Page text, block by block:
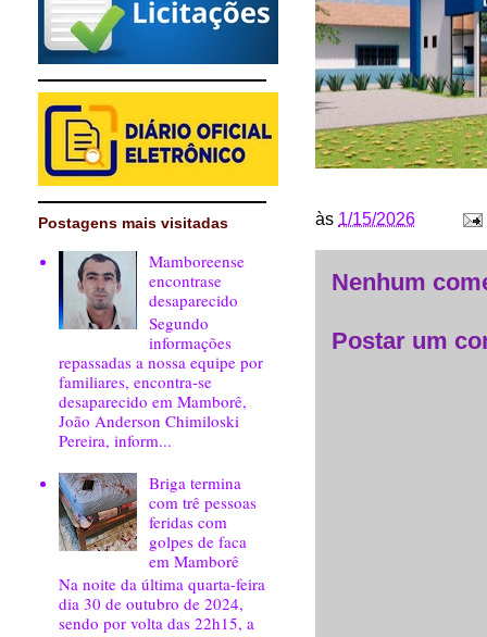
às 1/15/2026
Nenhum
Postar um
Postagens mais visitadas
Mamboreense
encontrase
desaparecido
Segundo
informações
repassadas a nossa equipe por
familiares, encontra-se
desaparecido em Mamborê,
João Anderson Chimiloski
Pereira, inform...
Briga termina
com trê pessoas
feridas com
golpes de faca
em Mamborê
Na noite da última quarta-feira
dia 30 de outubro de 2024,
sendo por volta das 22h15, a